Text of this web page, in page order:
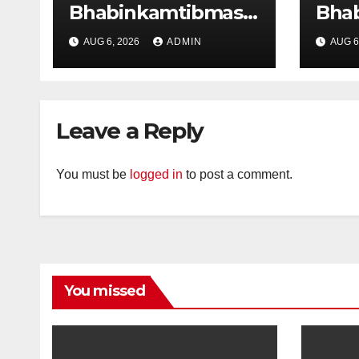
Bhabinkamtibmas
dan Tiga Pilar
Kelurahan Ungaran
Perkuat
Ronda
AUG 6, 2026 ADMIN
dan
AUG
Leave a Reply
You must be logged in to post a comment.
You missed